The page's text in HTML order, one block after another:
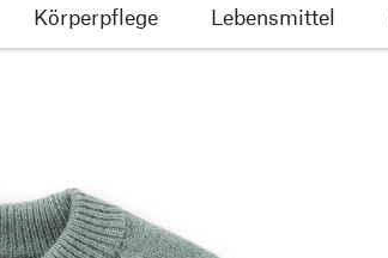
Körperpflege Lebensmittel